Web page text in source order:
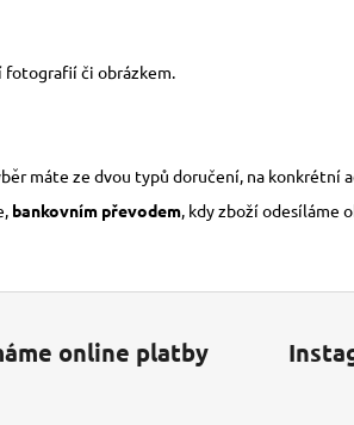
či obrázkem.
máte ze dvou typů doručení, na
bankovním převodem , kdy zboží odesíláme
online platby